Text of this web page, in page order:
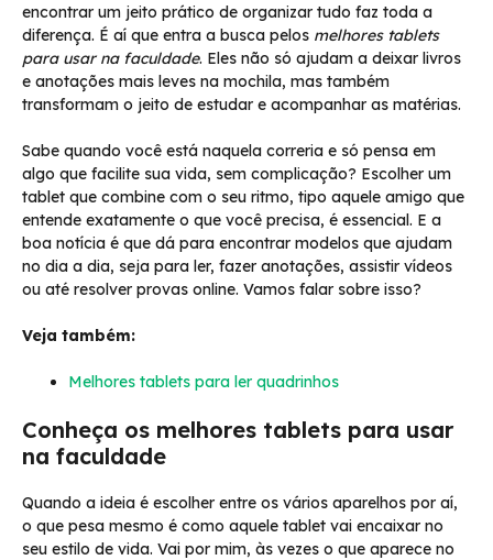
encontrar um jeito prático de organizar tudo faz toda a
diferença. É aí que entra a busca pelos melhores tablets
para usar na faculdade. Eles não só ajudam a deixar livros
e anotações mais leves na mochila, mas também
transformam o jeito de estudar e acompanhar as matérias.
Sabe quando você está naquela correria e só pensa em
algo que facilite sua vida, sem complicação? Escolher um
tablet que combine com o seu ritmo, tipo aquele amigo que
entende exatamente o que você precisa, é essencial. E a
boa notícia é que dá para encontrar modelos que ajudam
no dia a dia, seja para ler, fazer anotações, assistir vídeos
ou até resolver provas online. Vamos falar sobre isso?
Veja também:
Melhores tablets para ler quadrinhos
Conheça os melhores tablets para usar
na faculdade
Quando a ideia é escolher entre os vários aparelhos por aí,
o que pesa mesmo é como aquele tablet vai encaixar no
seu estilo de vida. Vai por mim, às vezes o que aparece no